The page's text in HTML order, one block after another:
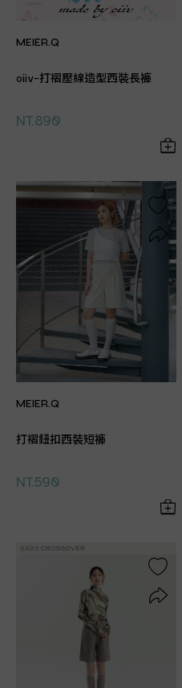
MEIER.Q
oiiv-打褶壓線造型西裝長褲
NT.890
MEIER.Q
打褶鈕扣西裝短褲
NT.590